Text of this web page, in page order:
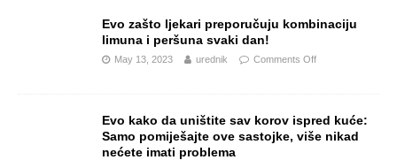
Evo zašto ljekari preporučuju kombinaciju
limuna i peršuna svaki dan!
May 13, 2023 urednik Comments Off
Evo kako da uništite sav korov ispred kuće:
Samo pomiješajte ove sastojke, više nikad
nećete imati problema